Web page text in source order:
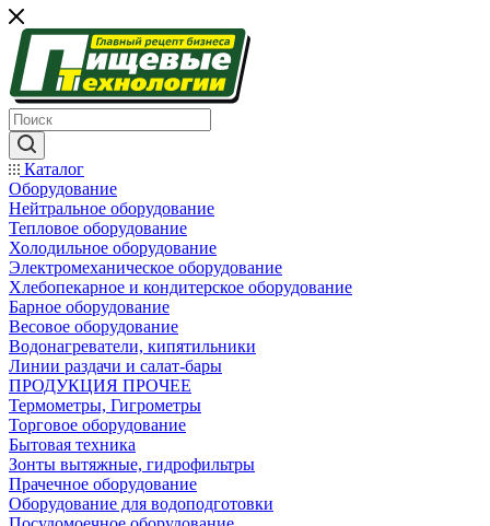
Каталог
Оборудование
Нейтральное оборудование
Тепловое оборудование
Холодильное оборудование
Электромеханическое оборудование
Хлебопекарное и кондитерское оборудование
Барное оборудование
Весовое оборудование
Водонагреватели, кипятильники
Линии раздачи и салат-бары
ПРОДУКЦИЯ ПРОЧЕЕ
Термометры, Гигрометры
Торговое оборудование
Бытовая техника
Зонты вытяжные, гидрофильтры
Прачечное оборудование
Оборудование для водоподготовки